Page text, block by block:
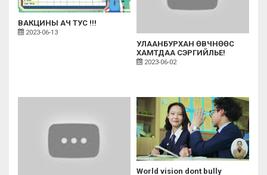
ВАКЦИНЫ АЧ ТУС !!!
2023-06-13
УЛААНБУРХАН ӨВЧНӨӨС
ХАМТДАА СЭРГИЙЛЬЕ!
2023-06-02
World vision dont bully